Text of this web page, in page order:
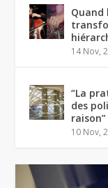
Quand
14 Nov,
“La
des
raison”
10 Nov,